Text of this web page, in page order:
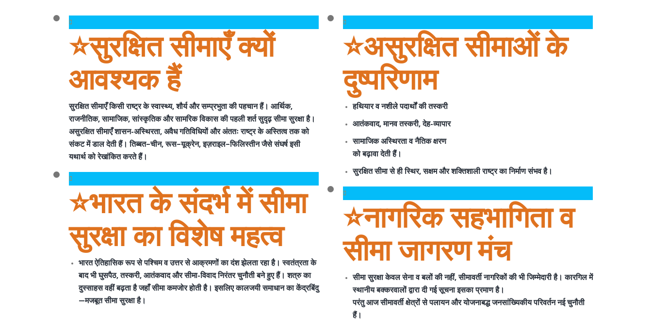
⭐️सुरक्षित सीमाएँ क्यों
आवश्यक हैं
सुरक्षित सीमाएँ किसी राष्ट्र केस्वास्थ्य, शौर्य और सम्प्रभुताकी पहचान हैं। आर्थिक,
राजनीतिक, सामाजिक, सांस्कृतिक और सामरिक विकास की पहली शर्तसुदृढ़ सीमा सुरक्षाहै।
असुरक्षित सीमाएँ शासन-अस्थिरता, अवैध गतिविधियों और अंततः राष्ट्र के अस्तित्व तक को
संकट में डाल देती हैं। तिब्बत–चीन, रूस–यूक्रेन, इज़राइल–फिलिस्तीन जैसे संघर्ष इसी
यथार्थ को रेखांकित करते हैं।
⭐️भारत के संदर्भ में सीमा
सुरक्षा का विशेष महत्व
भारत ऐतिहासिक रूप से पश्चिम व उत्तर से आक्रमणों का दंश झेलता रहा है। स्वतंत्रता के
बाद भीघुसपैठ, तस्करी, आतंकवाद और सीमा-विवादनिरंतर चुनौती बने हुए हैं। शत्रु का
दुस्साहस वहीं बढ़ता है जहाँ सीमा कमजोर होती है। इसलिएकालजयी समाधान का केंद्रबिंदु
—मजबूत सीमा सुरक्षाहै।
⭐️असुरक्षित सीमाओं के
दुष्परिणाम
हथियार व नशीले पदार्थों की तस्करी
आतंकवाद, मानव तस्करी, देह-व्यापार
सामाजिक अस्थिरता व नैतिक क्षरण
को बढ़ावा देती हैं।
सुरक्षित सीमा से हीस्थिर, सक्षम और शक्तिशाली राष्ट्रका निर्माण संभव है।
⭐️नागरिक सहभागिता व
सीमा जागरण मंच
सीमा सुरक्षा केवल सेना व बलों की नहीं,सीमावर्ती नागरिकों की भी जिम्मेदारीहै। कारगिल में
स्थानीय बक्करवालों द्वारा दी गई सूचना इसका प्रमाण है।
परंतु आज सीमावर्ती क्षेत्रों से पलायन और योजनाबद्ध जनसांख्यिकीय परिवर्तन नई चुनौती
हैं।